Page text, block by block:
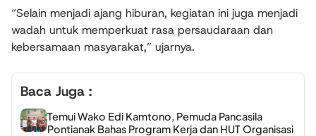
“Selain menjadi ajang hiburan, kegiatan ini juga menjadi
wadah untuk memperkuat rasa persaudaraan dan
kebersamaan masyarakat,” ujarnya.
Baca Juga :
Temui Wako Edi Kamtono, Pemuda Pancasila
Pontianak Bahas Program Kerja dan HUT Organisasi